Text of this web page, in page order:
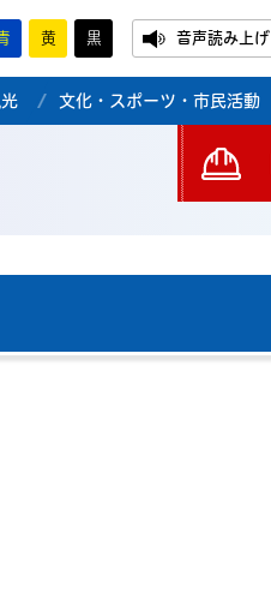
黄 黒 音声読み上げ
文化・スポーツ・市民活動